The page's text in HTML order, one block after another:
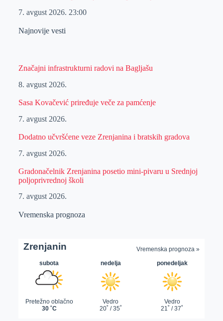
7. avgust 2026. 23:00
Najnovije vesti
Značajni infrastrukturni radovi na Bagljašu
8. avgust 2026.
Sasa Kovačević priređuje veče za pamćenje
7. avgust 2026.
Dodatno učvršćene veze Zrenjanina i bratskih gradova
7. avgust 2026.
Gradonačelnik Zrenjanina posetio mini-pivaru u Srednjoj
poljoprivrednoj školi
7. avgust 2026.
Vremenska prognoza